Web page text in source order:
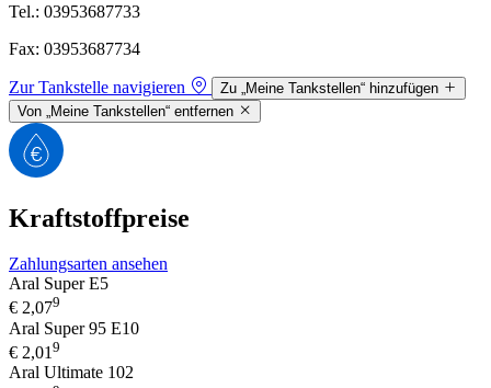
Tel.: 03953687733
Fax: 03953687734
Zur Tankstelle navigieren
Zu „Meine Tankstellen“ hinzufügen
Von „Meine Tankstellen“ entfernen
Kraftstoffpreise
Zahlungsarten ansehen
Aral Super E5
€ 2,079
Aral Super 95 E10
€ 2,01 9
Aral Ultimate 102